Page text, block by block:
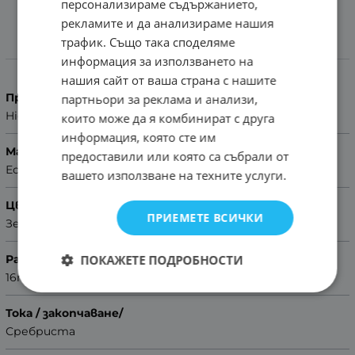
Характеристики
Производител
Hightone
Материал
Естествена кожа
Цвят
Зелен
Размер
16mm
Тока / закопчаване/
Сребриста
персонализираме съдържанието,
рекламите и да анализираме нашия
трафик. Също така споделяме
информация за използването на
нашия сайт от ваша страна с нашите
партньори за реклама и анализи,
които може да я комбинират с друга
информация, която сте им
предоставили или която са събрали от
вашето използване на техните услуги.
ПРИЕМЕТЕ ВСИЧКИ
ПОКАЖЕТЕ ПОДРОБНОСТИ